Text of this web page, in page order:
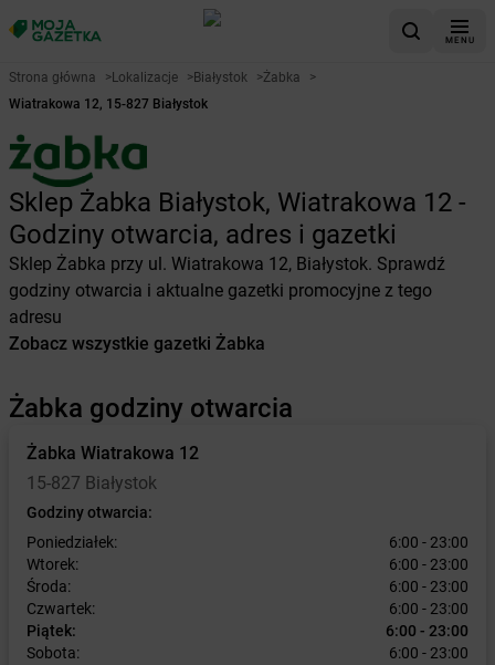
MENU
Strona główna >Lokalizacje >Białystok >Żabka
>
Wiatrakowa 12, 15-827 Białystok
Sklep Żabka Białystok, Wiatrakowa 12 -
Godziny otwarcia, adres i gazetki
Sklep Żabka przy ul. Wiatrakowa 12, Białystok. Sprawdź
godziny otwarcia i aktualne gazetki promocyjne z tego
adresu
Zobacz wszystkie gazetki Żabka
Żabka godziny otwarcia
Żabka Wiatrakowa 12
15-827 Białystok
Godziny otwarcia:
Poniedziałek:
6:00 - 23:00
Wtorek:
6:00 - 23:00
Środa:
6:00 - 23:00
Czwartek:
6:00 - 23:00
Piątek:
6:00 - 23:00
Sobota:
6:00 - 23:00